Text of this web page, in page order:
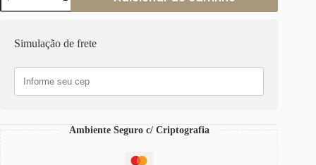
Pena
Corrente
Português-
106
Simulação de frete
Ambiente Seguro c/ Criptografia